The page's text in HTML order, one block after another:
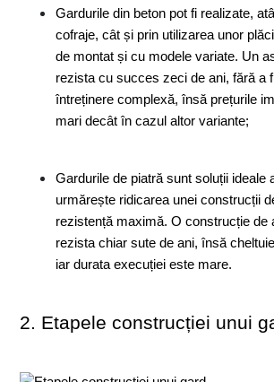
Gardurile din beton pot fi realizate,
cofraje, cât și prin utilizarea unor
de montat și cu modele variate. Un
rezista cu succes zeci de ani, fără a
întreținere complexă, însă prețurile
mari decât în cazul altor variante;
Gardurile de piatră sunt soluții ideale
urmărește ridicarea unei construcții
rezistență maximă. O construcție de
rezista chiar sute de ani, însă
iar durata execuției este mare.
2. Etapele construcției unui